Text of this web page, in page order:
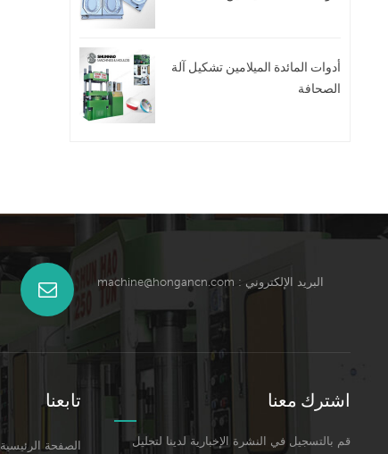
أدوات المائدة الميلامين تشكيل آلة
الصحافة
البريد الإلكتروني : machine@hongancn.com
تابعنا
الصفحة الرئيسية
اشترك معنا
قم بالتسجيل في النشرة الإخبارية لدينا لتحليل